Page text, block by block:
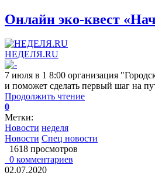
Онлайн эко-квест
НЕДЕЛЯ.RU
7 июля в 1 8:00 организация
и поможет сделать первый шаг на
Продолжить чтение
0
Метки:
Новости неделя
Новости Спец новости
1618 просмотров
0 комментариев
02.07.2020